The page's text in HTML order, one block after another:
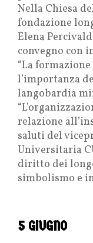
Nella Chiesa
fondazione
Elena
convegno con
“La
l’importanza
langobardia
relazione
saluti del
Universitaria
diritto dei
simbolismo e
5 GIUGNO